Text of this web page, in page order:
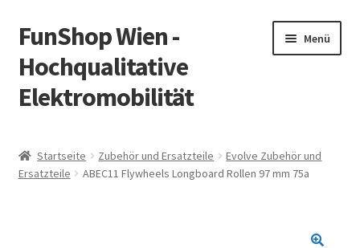
Zur
Navigation
springen
Zum
Inhalt
springen
FunShop Wien -
Hochqualitative
Elektromobilität
Menü
öffnen
Informationen zur Rechtslage in Österreich
öffnen
Startseite Zubehör und Ersatzteile
Evolve Zubehör und
Ersatzteile
ABEC11 Flywheels Longboard Rollen 97 mm 75a